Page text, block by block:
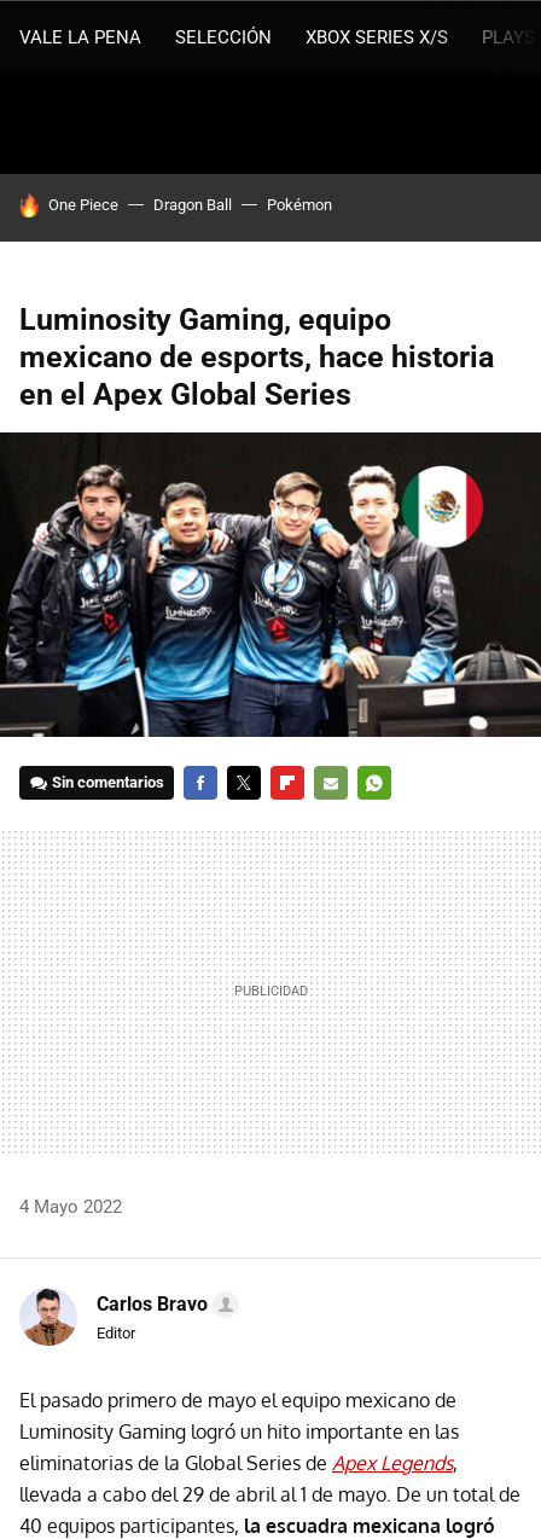
VALE LA PENA SELECCIÓN XBOX SERIES X/S
HOY SE HABLA DE
One Piece Dragon Ball Pokémon
Luminosity Gaming, equipo
mexicano de esports, hace historia
en el Apex Global Series
Sin comentarios
MAIL
4 Mayo 2022
Carlos Bravo
Editor
El pasado primero de mayo el equipo mexicano de
Luminosity Gaming logró un hito importante en las
eliminatorias de la Global Series de Apex Legends,
llevada a cabo del 29 de abril al 1 de mayo. De un total de
40 equipos participantes, la escuadra mexicana logró